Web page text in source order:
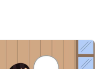
đỗi vô tâm